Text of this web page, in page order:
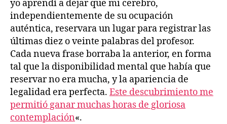
yo aprendí a dejar que mi cerebro,
independientemente de su ocupación
auténtica, reservara un lugar para registrar las
últimas diez o veinte palabras del profesor.
Cada nueva frase borraba la anterior, en forma
tal que la disponibilidad mental que había que
reservar no era mucha, y la apariencia de
legalidad era perfecta. Este descubrimiento me
permitió ganar muchas horas de gloriosa
contemplación«.